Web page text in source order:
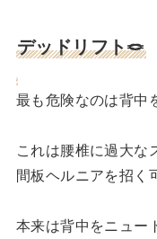
デッドリフト🪢
最も危険なのは背中
これは腰椎に過大な
間板ヘルニアを招く
本来は背中をニュー